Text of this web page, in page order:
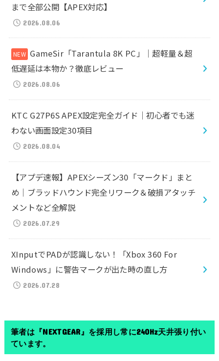
まで全部公開【APEX対応】
2026.08.06
GameSir「Tarantula 8K PC」｜超軽量＆超
低遅延は本物か？徹底レビュー
2026.08.06
KTC G27P6S APEX設定完全ガイド｜初心者でも迷
わない画面設定30項目
2026.08.04
【アプデ速報】APEXシーズン30「マークド」まと
め｜ブラッドハウンド完全リワーク＆破損アタッチ
メントなど全解説
2026.07.29
XInputでPADが認識しない！「Xbox 360 For
Windows」に警告マークが出た時の直し方
2026.07.28
筆者は『NEXTGEAR』を採用し常に240Hz天井張り付い
ています。